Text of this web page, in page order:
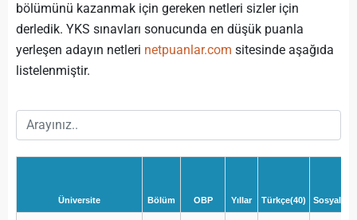
bölümünü kazanmak için gereken netleri sizler için
derledik. YKS sınavları sonucunda en düşük puanla
yerleşen adayın netleri netpuanlar.com sitesinde aşağıda
listelenmiştir.
Üniversite Bölüm OBP Yıllar Türkçe(40) Sosyal(20)